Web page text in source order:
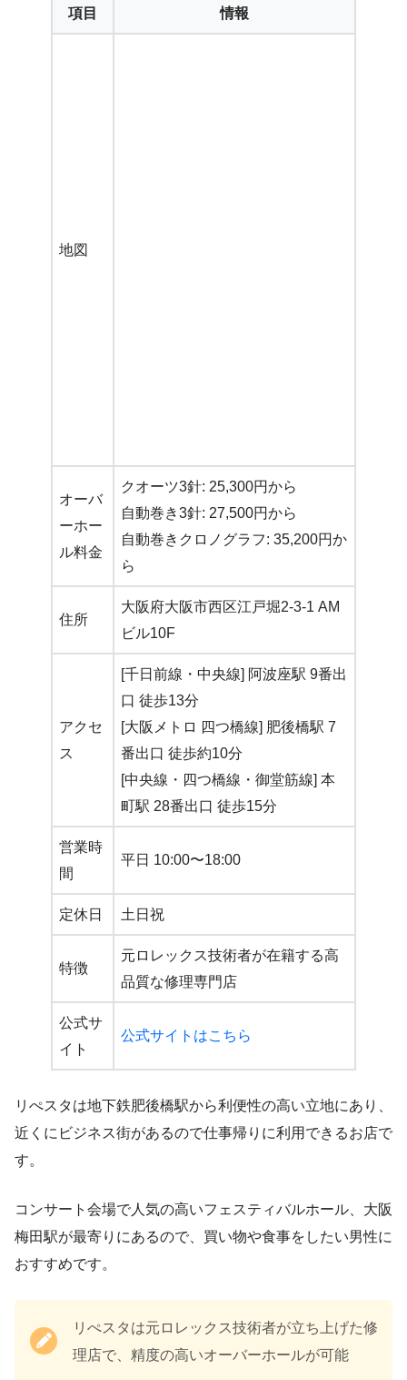
項目 情報
地図
オーバ
ーホー
ル料金
クオーツ3針: 25,300円から
自動巻き3針: 27,500円から
自動巻きクロノグラフ: 35,200円か
ら
住所
大阪府大阪市西区江戸堀2-3-1 AM
ビル10F
アクセ
ス
[千日前線・中央線] 阿波座駅 9番出
口 徒歩13分
[大阪メトロ 四つ橋線] 肥後橋駅 7
番出口 徒歩約10分
[中央線・四つ橋線・御堂筋線] 本
町駅 28番出口 徒歩15分
営業時
間
平日 10:00〜18:00
定休日 土日祝
特徴
元ロレックス技術者が在籍する高
品質な修理専門店
公式サ
イト
公式サイトはこちら
リぺスタは地下鉄肥後橋駅から利便性の高い立地にあり、
近くにビジネス街があるので仕事帰りに利用できるお店で
す。
コンサート会場で人気の高いフェスティバルホール、大阪
梅田駅が最寄りにあるので、買い物や食事をしたい男性に
おすすめです。
リぺスタは元ロレックス技術者が立ち上げた修
理店で、精度の高いオーバーホールが可能